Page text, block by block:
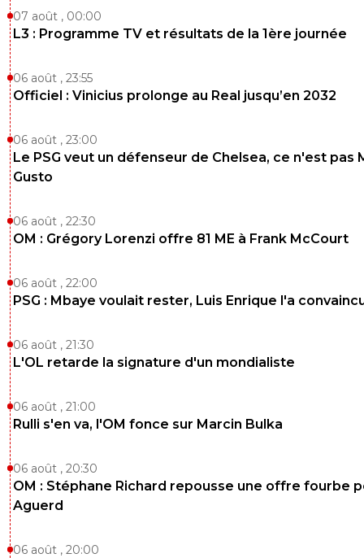
07 août , 00:00
L3 : Programme TV et résultats de la 1ère journée
06 août , 23:55
Officiel : Vinicius prolonge au Real jusqu’en 2032
06 août , 23:00
Le PSG veut un défenseur de Chelsea, ce n'est pas
Gusto
06 août , 22:30
OM : Grégory Lorenzi offre 81 ME à Frank McCourt
06 août , 22:00
PSG : Mbaye voulait rester, Luis Enrique l'a
06 août , 21:30
L'OL retarde la signature d'un mondialiste
06 août , 21:00
Rulli s'en va, l'OM fonce sur Marcin Bulka
06 août , 20:30
OM : Stéphane Richard repousse une offre fourbe
Aguerd
06 août , 20:00